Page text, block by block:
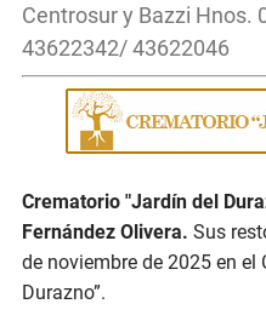
Centrosur y Bazzi Hnos.
43622342/ 43622046
Crematorio "Jardín del
Fernández Olivera. Sus
de noviembre de 2025 en el
Durazno”.